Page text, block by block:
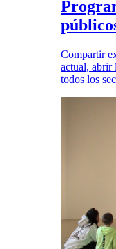
Compartir
actual, abrir
todos los